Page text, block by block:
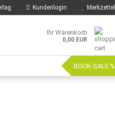
Kundenlogin Merkzettel
Ihr Warenkorb
0,00 EUR
BOOK-SALE %